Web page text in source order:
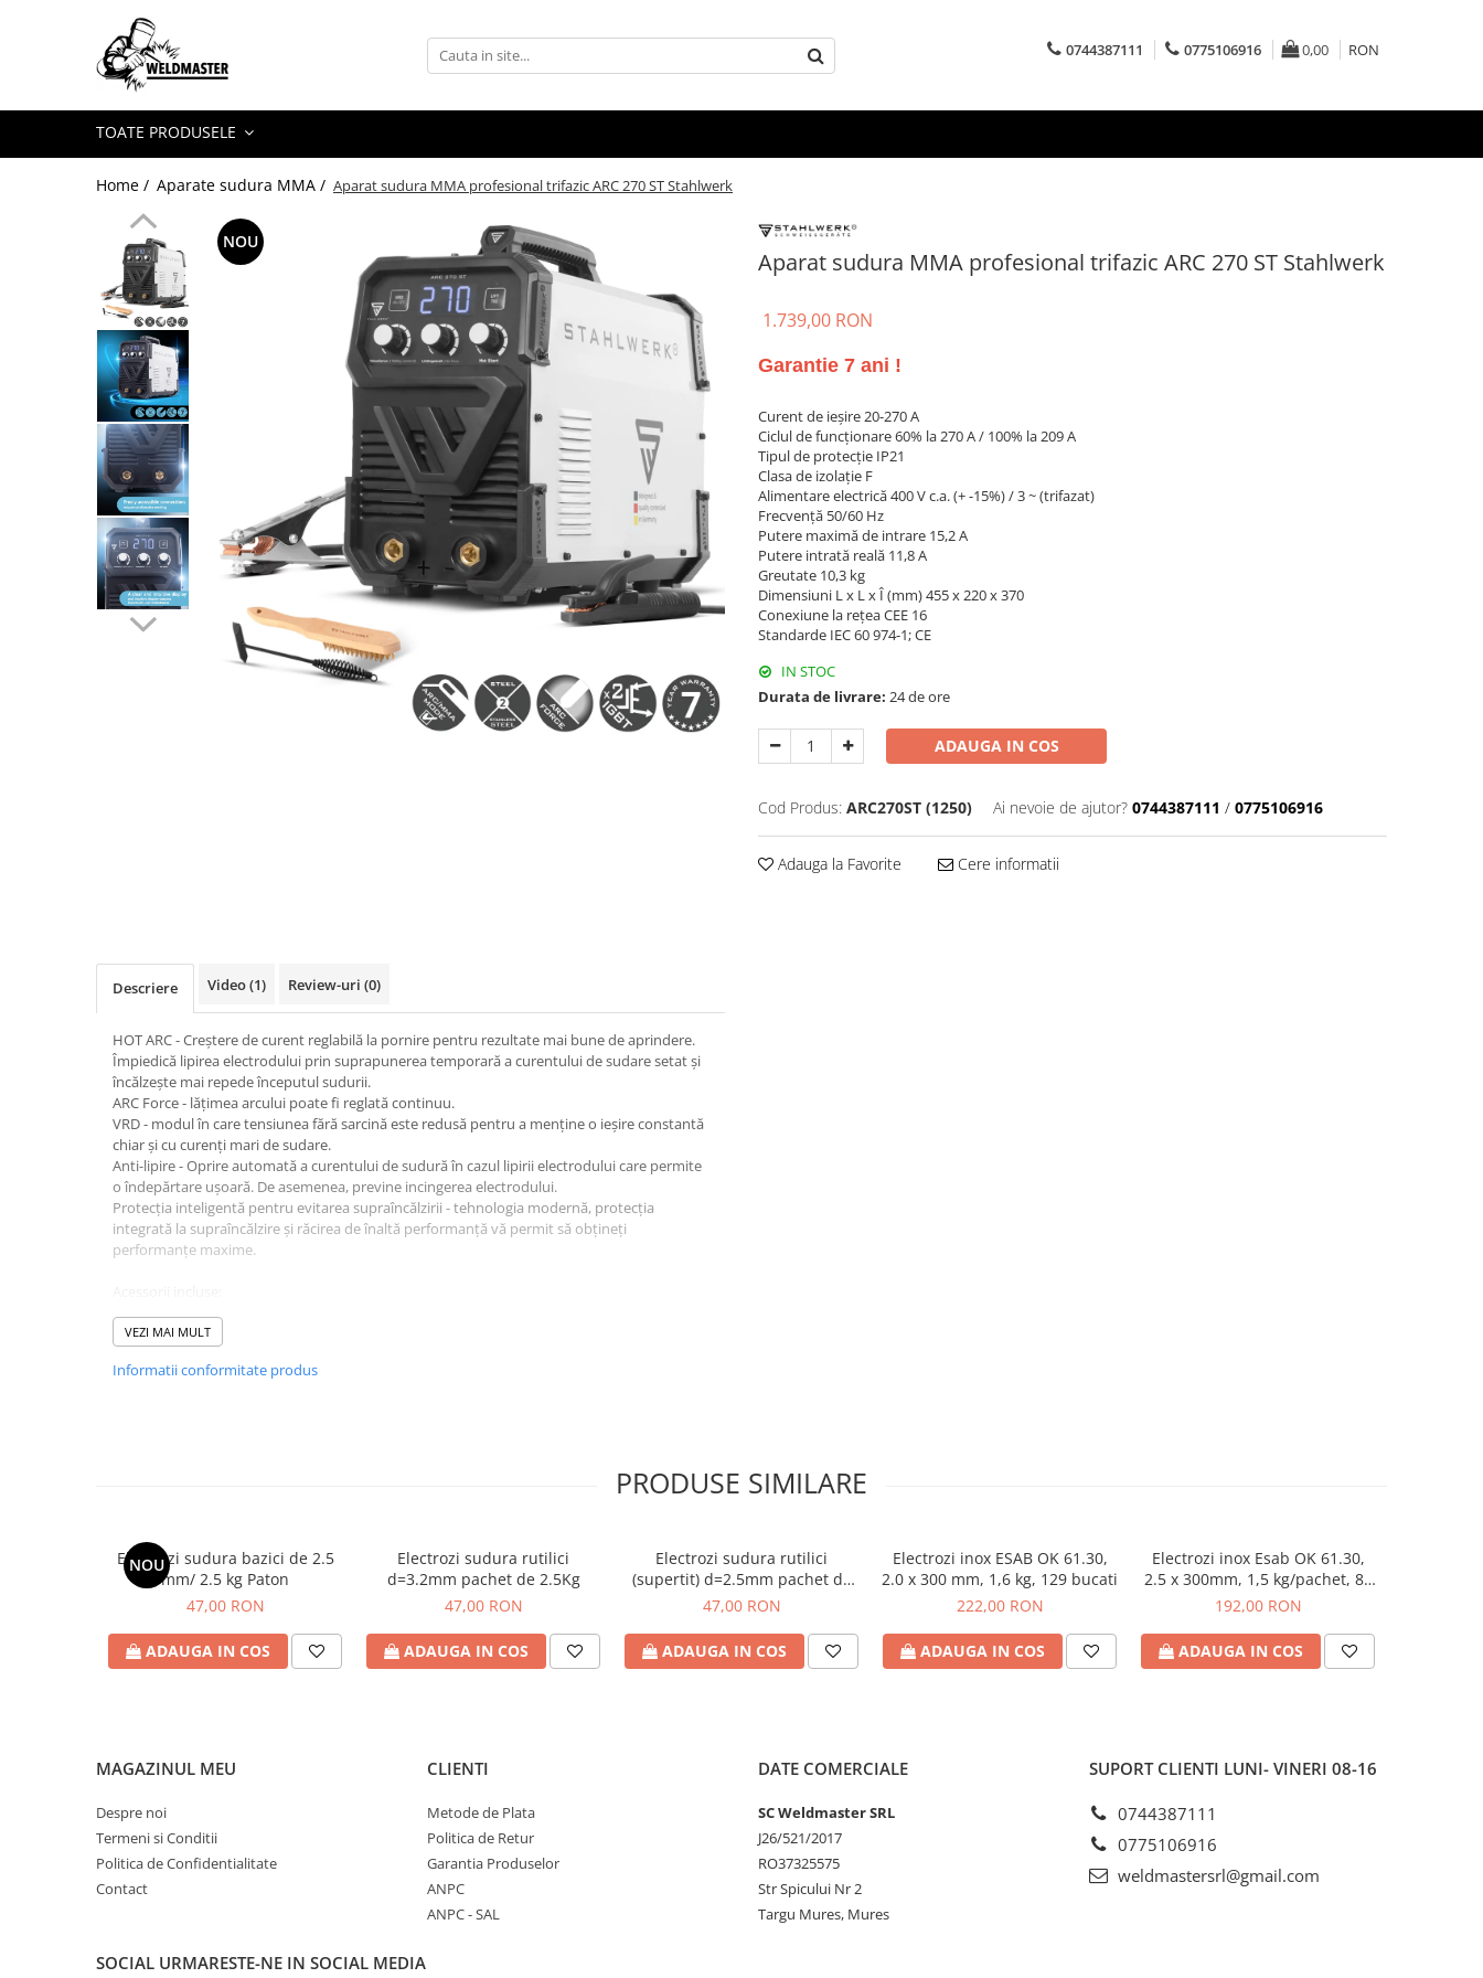
Toate Produsele
Aparate de sudura MIG-MAG
Aparate sudura aluminiu AC/DC
Masti de sudura cu cristale lichide
Accesorii sudura
Accesorii MIG MAG
Accesorii taiere cu plasma
Accesorii TIG/WIG
Consumabile, accesorii laser
Pistolete sudura MIG/MAG
Pistolete sudura TIG/WIG
Aparate de taiere cu plasma
Incalzitoare, sobe cu ulei ars
Piese incalzitoare cu ulei ars MTM
Dulapuri scule, carucioare de scule
Echipamente de protectie
Mese de sudura
Pachete aparate sudura
Sarma sudura, baghete TIG,
electrozi sudura
Sarma sudura
Baghete sudura WIG (TIG)
Electrozi sudura
0744387111 0775106916 0,00 RON
TOATE PRODUSELE
Home / Aparate sudura MMA / Aparat sudura MMA profesional trifazic ARC 270 ST Stahlwerk
Aparat sudura MMA profesional trifazic ARC 270 ST Stahlwerk
NOU
1.739,00 RON
Garantie 7 ani !
Curent de ieșire 20-270 A
Ciclul de funcționare 60% la 270 A / 100% la 209 A
Tipul de protecție IP21
Clasa de izolație F
Alimentare electrică 400 V c.a. (+ -15%) / 3 ~ (trifazat)
Frecvență 50/60 Hz
Putere maximă de intrare 15,2 A
Putere intrată reală 11,8 A
Greutate 10,3 kg
Dimensiuni L x L x Î (mm) 455 x 220 x 370
Conexiune la rețea CEE 16
Standarde IEC 60 974-1; CE
IN STOC
Durata de livrare: 24 de ore
ADAUGA IN COS
Cod Produs: ARC270ST (1250) Ai nevoie de ajutor? 0744387111 / 0775106916
Adauga la Favorite Cere informatii
Descriere Video(1) Review-uri (0)
HOT ARC - Creștere de curent reglabilă la pornire pentru rezultate mai bune de aprindere.
Împiedică lipirea electrodului prin suprapunerea temporară a curentului de sudare setat și
încălzește mai repede începutul sudurii.
ARC Force - lățimea arcului poate fi reglată continuu.
VRD - modul în care tensiunea fără sarcină este redusă pentru a menține o ieșire constantă
chiar și cu curenți mari de sudare.
Anti-lipire - Oprire automată a curentului de sudură în cazul lipirii electrodului care permite
o îndepărtare ușoară. De asemenea, previne incingerea electrodului.
Protecția inteligentă pentru evitarea supraîncălzirii - tehnologia modernă, protecția
integrată la supraîncălzire și răcirea de înaltă performanță vă permit să obțineți
performanțe maxime.
Cablu masa cu sectiune de 25mm cuple de DX 35- 3 mtr
Cablu portelectrod cu sectiune de 25mm cupla DX 35- 3mtr
Perie sarma
VEZI MAI MULT
Informatii conformitate produs
PRODUSE SIMILARE
NOU
Electrozi sudura bazici de 2.5
mm/ 2.5 kg Paton
47,00 RON
ADAUGA IN COS
Electrozi sudura rutilici
d=3.2mm pachet de 2.5Kg
47,00 RON
ADAUGA IN COS
Electrozi sudura rutilici
(supertit) d=2.5mm pachet de
2.5Kg
47,00 RON
ADAUGA IN COS
Electrozi inox ESAB OK 61.30,
2.0 x 300 mm, 1,6 kg, 129 bucati
222,00 RON
ADAUGA IN COS
Electrozi inox Esab OK 61.30,
2.5 x 300mm, 1,5 kg/pachet, 80
bucati
192,00 RON
ADAUGA IN COS
MAGAZINUL MEU
Despre noi
Termeni si Conditii
Politica de Confidentialitate
Contact
CLIENTI
Metode de Plata
Politica de Retur
Garantia Produselor
ANPC
ANPC - SAL
DATE COMERCIALE
SC Weldmaster SRL
J26/521/2017
RO37325575
Str Spicului Nr 2
Targu Mures, Mures
SUPORT CLIENTI LUNI- VINERI 08-16
0744387111
0775106916
weldmastersrl@gmail.com
SOCIAL URMARESTE-NE IN SOCIAL MEDIA